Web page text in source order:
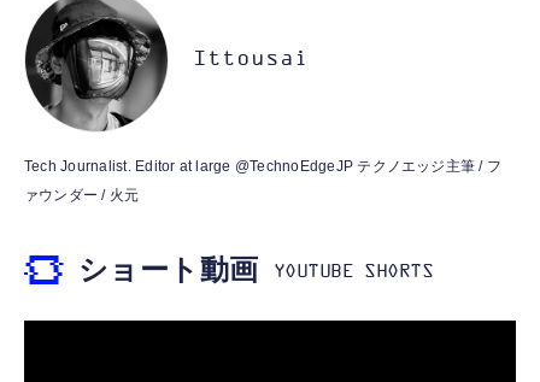
MFi認証 【ハイレゾ音質】 内蔵DAC 遅延な
し 48ビット/96KHz 音量調節対応
【HIFI音質】iphone イヤホンジャック ライ
￥999
ット）
￥53,900
霊界コミュニケーションロボット BAKETAN
ジングベース付き ロペット 充電ベース付き
Ittousai
Tech Journalist. Editor at large @TechnoEdgeJP テクノエッジ主筆 / フ
ァウンダー / 火元
ショート動画